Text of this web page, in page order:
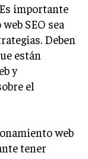
importante
SEO sea
Deben
están
y
el
web
tener